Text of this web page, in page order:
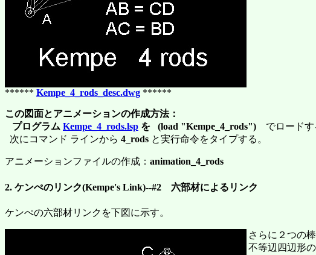
****** Kempe_4_rods_desc.dwg ******
この図面とアニメーションの作成方法：
プログラム Kempe_4_rods.lsp を (load "Kempe_4_rods") でロードす
次にコマンド ラインから 4_rods と実行命令をタイプする。
アニメーションファイルの作成： animation_4_rods
2. ケンぺのリンク(Kempe's Link)--#2 六部材によるリンク
ケンぺの六部材リンクを下図に示す。
さらに２つの
不等辺四辺形